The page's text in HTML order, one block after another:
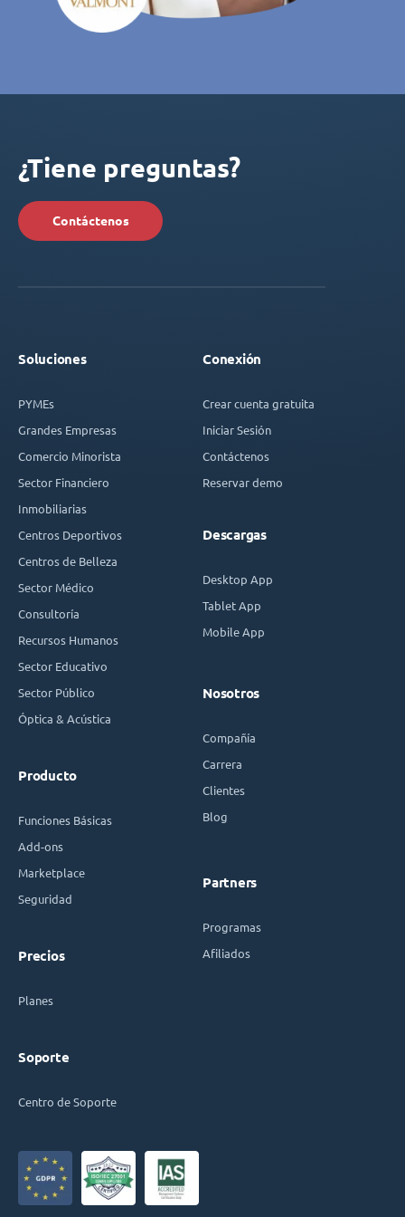
¿Tiene preguntas?
Contáctenos
Soluciones
PYMEs
Grandes Empresas
Comercio Minorista
Sector Financiero
Inmobiliarias
Centros Deportivos
Centros de Belleza
Sector Médico
Consultoría
Recursos Humanos
Sector Educativo
Sector Público
Óptica & Acústica
Producto
Funciones Básicas
Add-ons
Marketplace
Seguridad
Precios
Planes
Soporte
Centro de Soporte
Conexión
Crear cuenta gratuita
Iniciar Sesión
Contáctenos
Reservar demo
Descargas
Desktop App
Tablet App
Mobile App
Nosotros
Compañía
Carrera
Clientes
Blog
Partners
Programas
Afiliados